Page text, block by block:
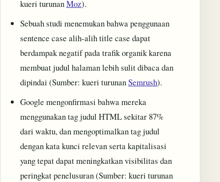
kueri turunanMoz).
Sebuah studi menemukan bahwa penggunaan
sentence case alih-alih title case dapat
berdampak negatif pada trafik organik karena
membuat judul halaman lebih sulit dibaca dan
dipindai (Sumber: kueri turunanSemrush).
Google mengonfirmasi bahwa mereka
menggunakan tag judul HTML sekitar 87%
dari waktu, dan mengoptimalkan tag judul
dengan kata kunci relevan serta kapitalisasi
yang tepat dapat meningkatkan visibilitas dan
peringkat penelusuran (Sumber: kueri turunan